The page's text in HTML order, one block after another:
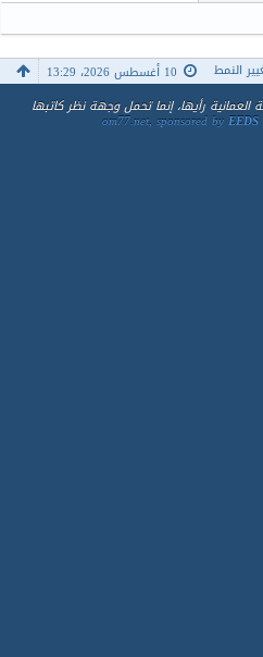
10 أغسطس 2026، 13:29
النمط
رأيها، إنما تحمل وجهة نظر كاتبها
om77.net, sponsored by